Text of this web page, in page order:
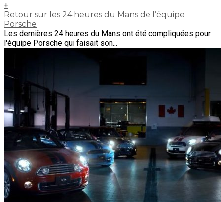
+
Retour sur les 24 heures du Mans de l’équipe
Porsche
Les dernières 24 heures du Mans ont été compliquées pour
l'équipe Porsche qui faisait son...